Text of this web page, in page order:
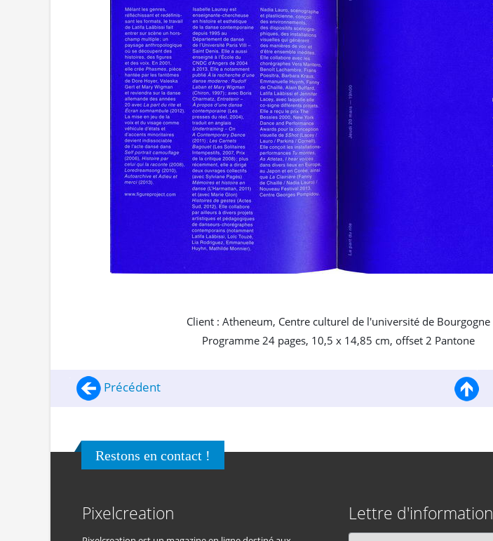
Client : Atheneum, Centre culturel de l'université de Bourgogne
Programme 24 pages, 10,5 x 14,85 cm, offset 2 Pantone
Précédent
Restons en contact !
Pixelcreation Lettre d'information